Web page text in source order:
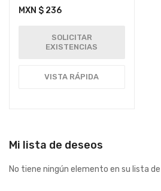
MXN $ 236
SOLICITAR
EXISTENCIAS
VISTA RÁPIDA
Mi lista de deseos
No tiene ningún elemento en su lista